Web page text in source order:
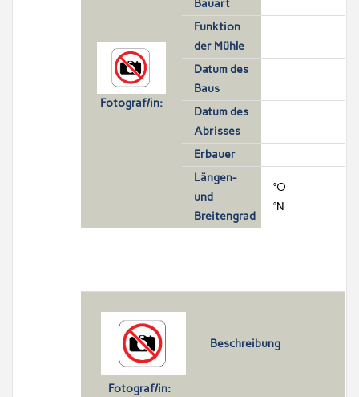
Fotograf/in:
Bauart
Funktion
der Mühle
Datum des
Baus
Datum des
Abrisses
Erbauer
Längen-
und
Breitengrad
°O
°N
Fotograf/in:
Beschreibung